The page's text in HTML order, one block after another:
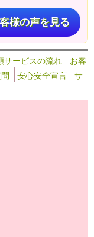
様の声を見る
サービスの流れ
お客
安心安全宣言
サ